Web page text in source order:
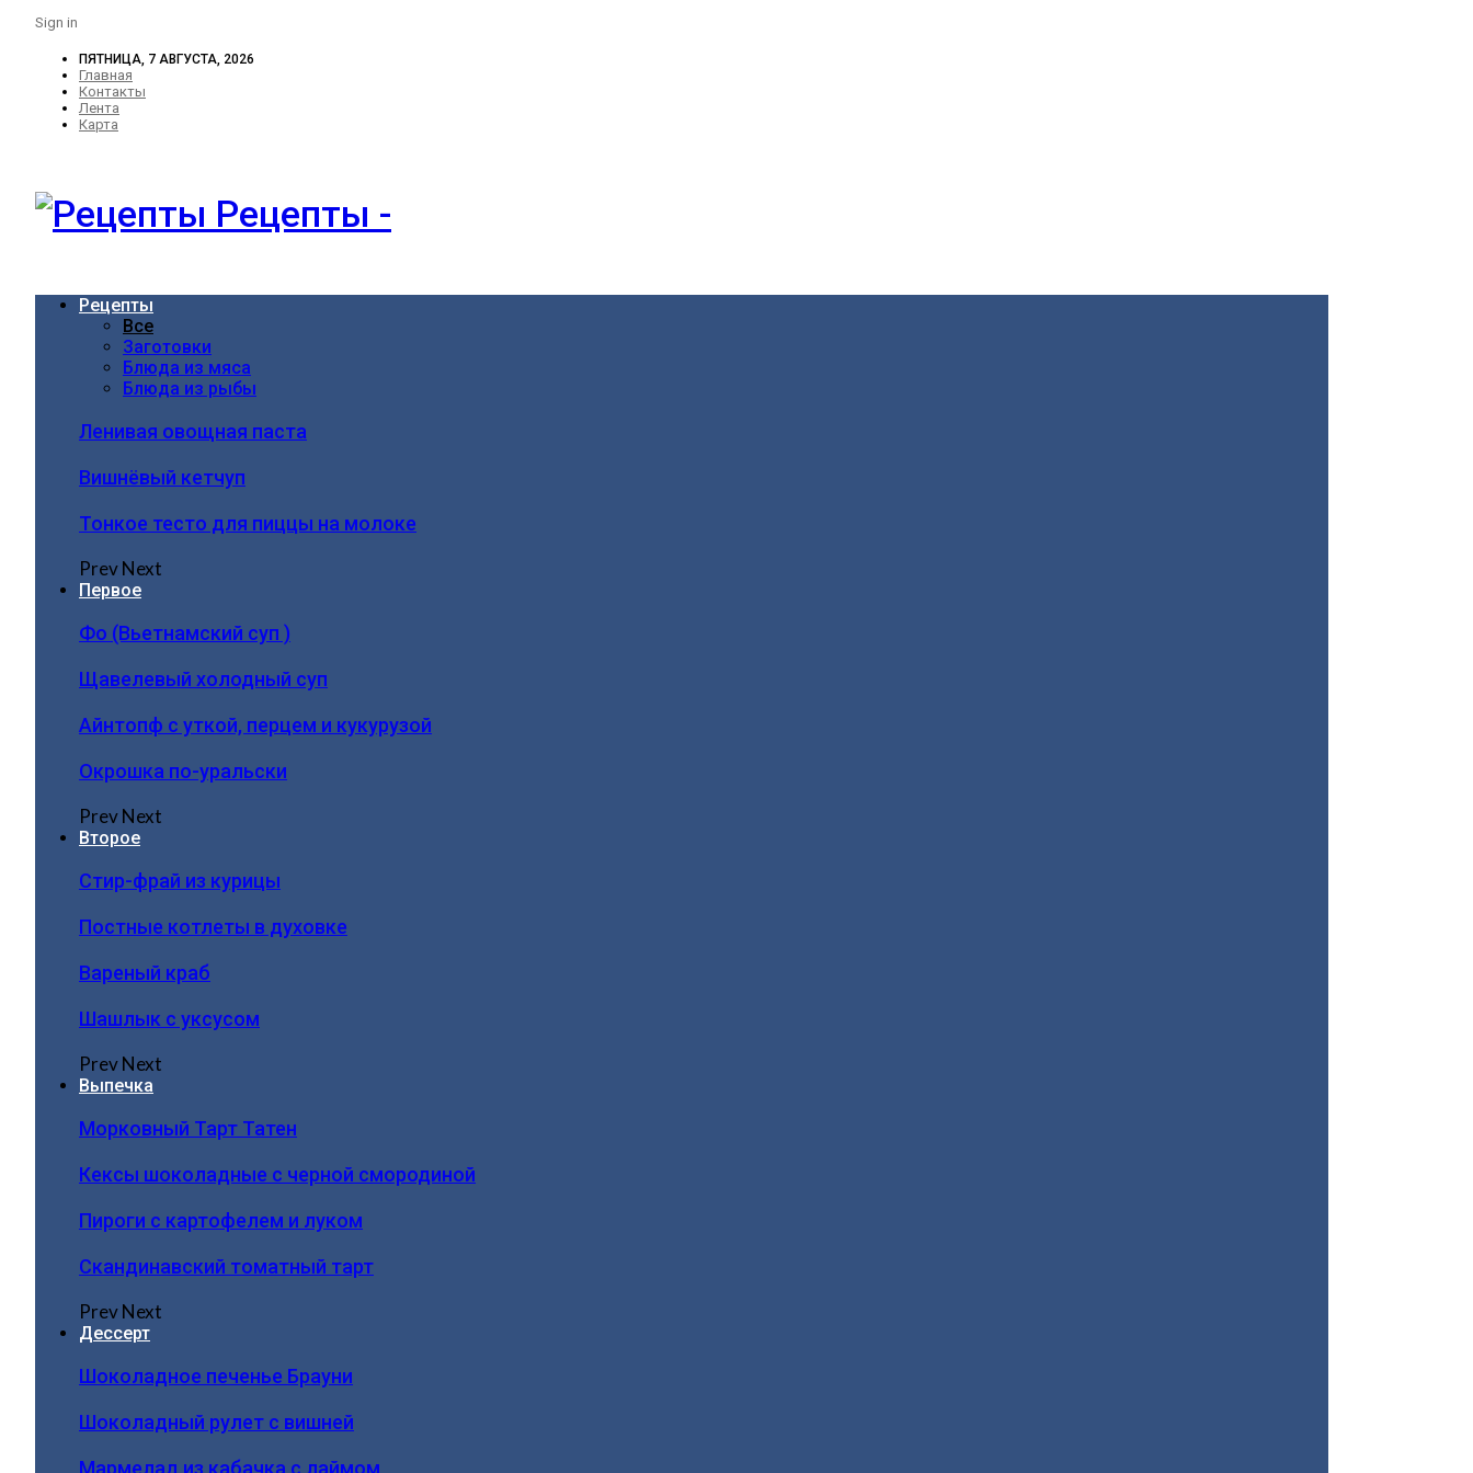
Sign in
ПЯТНИЦА, 7 АВГУСТА, 2026
Главная
Контакты
Лента
Карта
Рецепты -
Рецепты
Все
Заготовки
Блюда из мяса
Блюда из рыбы
Ленивая овощная паста
Вишнёвый кетчуп
Тонкое тесто для пиццы на молоке
PrevNext
Первое
Фо (Вьетнамский суп )
Щавелевый холодный суп
Айнтопф с уткой, перцем и кукурузой
Окрошка по-уральски
PrevNext
Второе
Стир-фрай из курицы
Постные котлеты в духовке
Вареный краб
Шашлык с уксусом
PrevNext
Выпечка
Морковный Тарт Татен
Кексы шоколадные с черной смородиной
Пироги c картофелем и луком
Скандинавский томатный тарт
PrevNext
Дессерт
Шоколадное печенье Брауни
Шоколадный рулет с вишней
Мармелад из кабачка с лаймом